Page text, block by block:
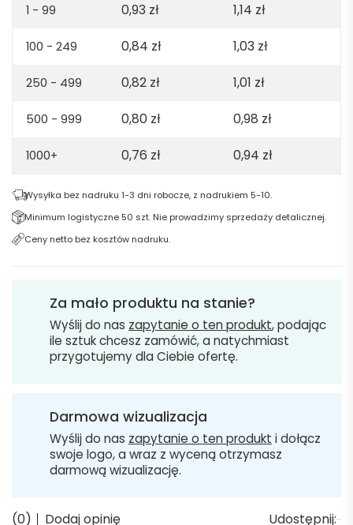
1 - 99 0,93 zł 1,14 zł
100 - 249 0,84 zł 1,03 zł
250 - 499 0,82 zł 1,01 zł
500 - 999 0,80 zł 0,98 zł
1000+ 0,76 zł 0,94 zł
Wysyłka bez nadruku 1-3 dni robocze, z nadrukiem 5-10.
Minimum logistyczne 50 szt. Nie prowadzimy sprzedaży detalicznej.
Ceny netto bez kosztów nadruku.
Za mało produktu na stanie?
Wyślij do nas zapytanie o ten produkt, podając
ile sztuk chcesz zamówić, a natychmiast
przygotujemy dla Ciebie ofertę.
Darmowa wizualizacja
Wyślij do nas zapytanie o ten produkt i dołącz
swoje logo, a wraz z wyceną otrzymasz
darmową wizualizację.
(0) Dodaj opinię Udostępnij: